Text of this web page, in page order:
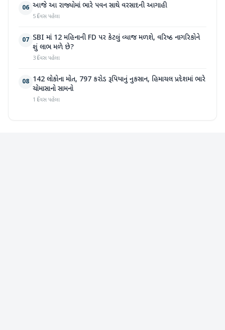
06 આજે આ રાજ્યોમાં ભારે પવન સાથે વરસાદની આગાહી
5 દિવસ પહેલા
07 SBI માં 12 મહિનાની FD પર કેટલું વ્યાજ મળશે, વરિષ્ઠ નાગરિકોને
શું લાભ મળે છે?
3 દિવસ પહેલા
08 142 લોકોના મોત, 797 કરોડ રૂપિયાનું નુકસાન, હિમાચલ પ્રદેશમાં ભારે
ચોમાસાનો સામનો
1 દિવસ પહેલા